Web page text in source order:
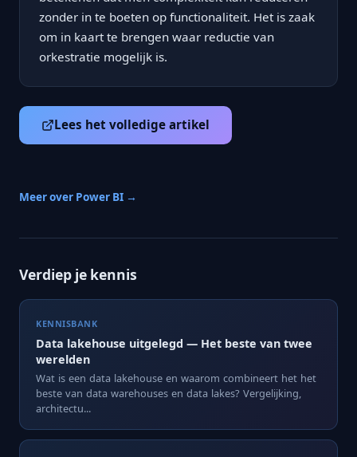
zonder in te boeten op functionaliteit. Het is zaak
om in kaart te brengen waar reductie van
orkestratie mogelijk is.
Lees het volledige artikel
Meer over Power BI →
Verdiep je kennis
KENNISBANK
Data lakehouse uitgelegd — Het beste van twee
werelden
Wat is een data lakehouse en waarom combineert het het
beste van data warehouses en data lakes? Vergelijking,
architectu...